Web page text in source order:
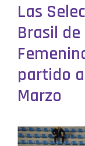
Las
Brasil
partido
Marzo